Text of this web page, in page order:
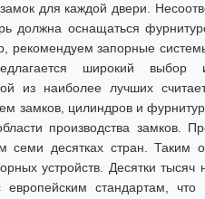
для каждой двери.
должна оснащаться
рекомендуем запорные
широкий выбор
из наиболее лучших
замков, цилиндров и
производства замков.
семи десятках стран. Таким
устройств. Десятки тысяч
стандартам, что